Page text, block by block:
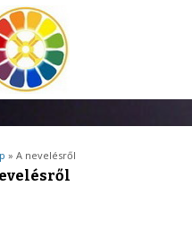
hely
» A nevelésről